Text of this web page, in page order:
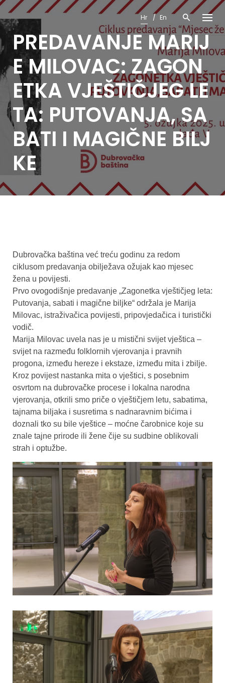
Skip
content
Hr En
PREDAVANJE MARIJ
E MILOVAC: ZAGON
ETKA VJEŠTIČJEG LE
TA: PUTOVANJA, SA
BATI I MAGIČNE BILJ
KE
Dubrovačka baština već treću godinu za redom
ciklusom predavanja obilježava ožujak kao mjesec
žena u povijesti.
Prvo ovogodišnje predavanje „Zagonetka vještičjeg leta:
Putovanja, sabati i magične biljke“ održala je Marija
Milovac, istraživačica povijesti, pripovjedačica i turistički
vodič.
Marija Milovac uvela nas je u mistični svijet vještica –
svijet na razmeđu folklornih vjerovanja i pravnih
progona, između hereze i ekstaze, između mita i zbilje.
Kroz povijest nastanka mita o vještici, s posebnim
osvrtom na dubrovačke procese i lokalna narodna
vjerovanja, otkrili smo priče o vještičjem letu, sabatima,
tajnama biljaka i susretima s nadnaravnim bićima i
doznali tko su bile vještice – moćne čarobnice koje su
znale tajne prirode ili žene čije su sudbine oblikovali
strah i optužbe.
View Fullscreen
View Fullscreen